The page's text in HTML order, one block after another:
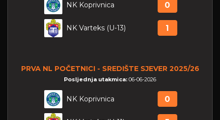
NK Koprivnica 0
NK Varteks (U-13) 1
PRVA NL POČETNICI - SREDIŠTE SJEVER 2025/26
Posljednja utakmica: 06-06-2026
NK Koprivnica 0